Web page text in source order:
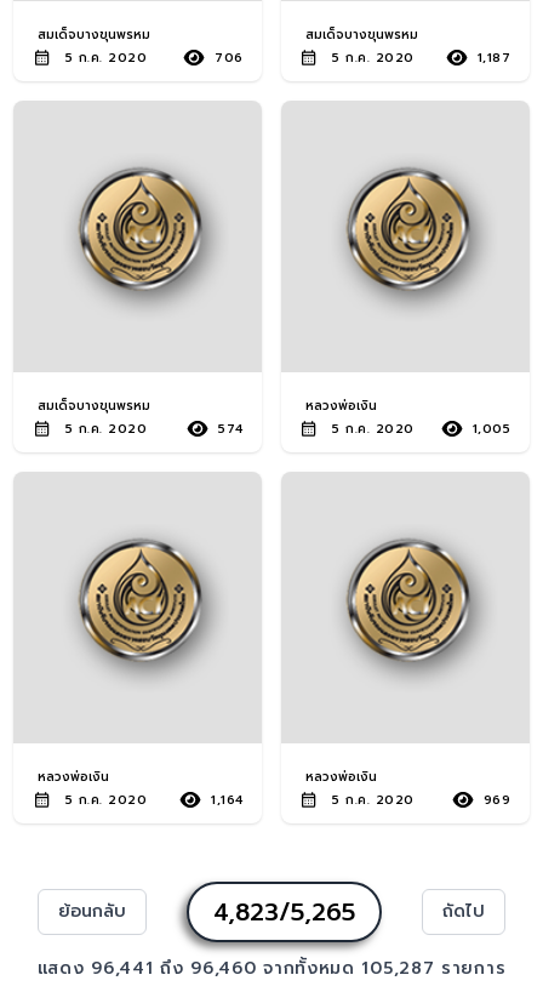
สมเด็จบางขุนพรหม
5 ก.ค. 2020
706
สมเด็จบางขุนพรหม
5 ก.ค. 2020
1,187
สมเด็จบางขุนพรหม
5 ก.ค. 2020
574
หลวงพ่อเงิน
5 ก.ค. 2020
1,005
หลวงพ่อเงิน
5 ก.ค. 2020
1,164
หลวงพ่อเงิน
5 ก.ค. 2020
969
ย้อนกลับ 4,823/5,265 ถัดไป
แสดง 96,441 ถึง 96,460 จากทั้งหมด 105,287 รายการ